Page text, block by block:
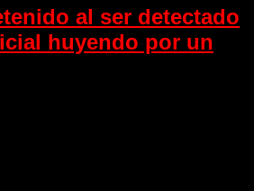
al ser detectado
huyendo por un